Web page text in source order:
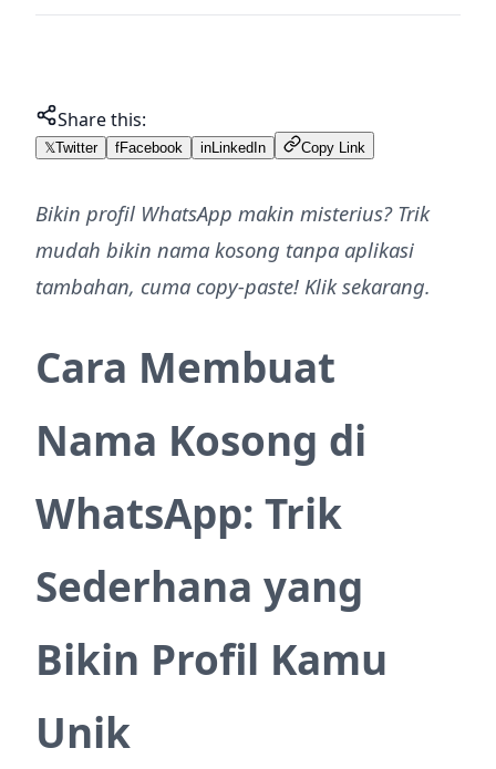
Share this:
𝕏Twitter fFacebook in LinkedIn Copy Link
Bikin profil WhatsApp makin misterius? Trik
mudah bikin nama kosong tanpa aplikasi
tambahan, cuma copy-paste! Klik sekarang.
Cara Membuat
Nama Kosong di
WhatsApp: Trik
Sederhana yang
Bikin Profil Kamu
Unik